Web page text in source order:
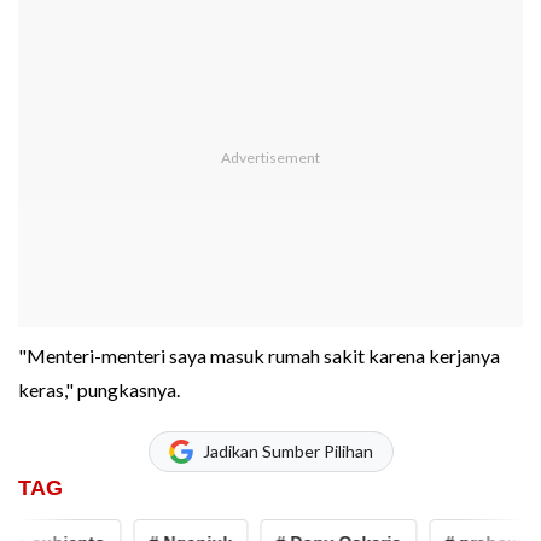
"Menteri-menteri saya masuk rumah sakit karena kerjanya
keras," pungkasnya.
Jadikan Sumber Pilihan
TAG